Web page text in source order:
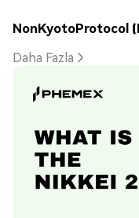
NonKyotoProtocol
Daha Fazla